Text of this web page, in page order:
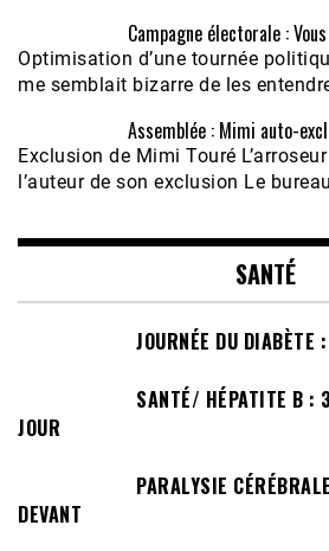
Campagne électorale :
Optimisation d’une tournée
me semblait bizarre de les
Assemblée : Mimi auto-
Exclusion de Mimi Touré
l’auteur de son exclusion Le
SANTÉ
JOURNÉE DU DIABÈTE
SANTÉ/ HÉPATITE B :
JOUR
PARALYSIE
DEVANT